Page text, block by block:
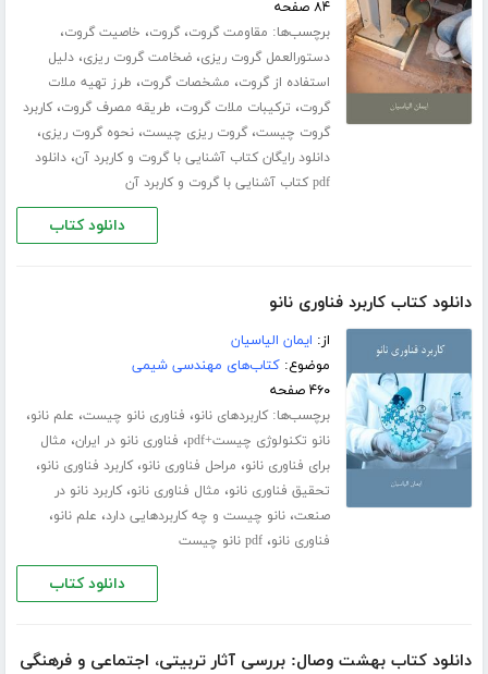
۸۴ صفحه
برچسب‌ها: مقاومت گروت،گروت، خاصیت گروت،
دستورالعمل گروت ریزی،ضخامت گروت ریزی،دلیل
استفاده از گروت، مشخصات گروت، طرز تهیه ملات
گروت، ترکیبات ملات گروت، طریقه مصرف گروت،کاربرد
گروت چیست،گروت ریزی چیست،نحوه گروت ریزی،
دانلود رایگان کتاب آشنایی با گروت و کاربرد آن،دانلود
pdf کتاب آشنایی با گروت و کاربرد آن
دانلود کتاب
دانلود کتاب کاربرد فناوری نانو
از: ایمان الیاسیان
موضوع:کتاب‌های مهندسی شیمی
۴۶۰ صفحه
برچسب‌ها:کاربردهای نانو، فناوری نانو چیست، علم نانو،
نانو تکنولوژی چیست+pdf ، فناوری نانو در ایران، مثال
برای فناوری نانو، مراحل فناوری نانو،کاربرد فناوری نانو،
تحقیق فناوری نانو، مثال فناوری نانو،کاربرد نانو در
صنعت،نانو چیست و چه کاربردهایی دارد، علم نانو،
فناوری نانو،pdf نانو چیست
دانلود کتاب
دانلود کتاب بهشت وصال: بررسی آثار تربیتی، اجتماعی و فرهنگی